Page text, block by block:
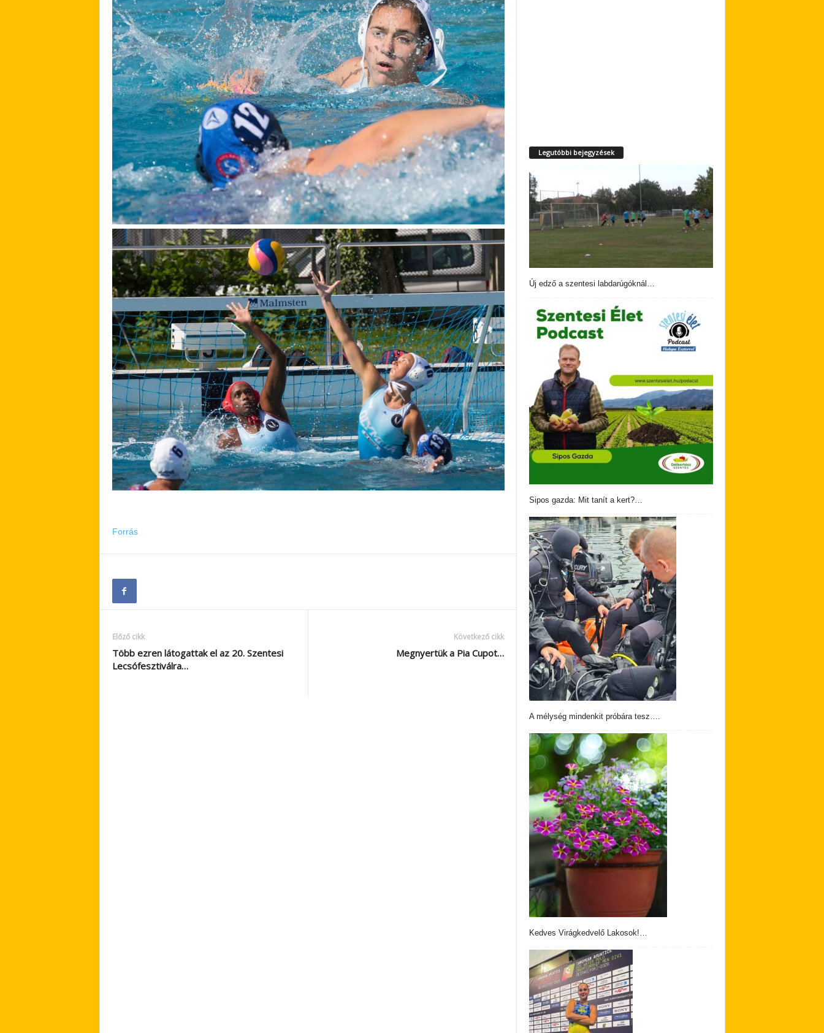
Forrás
Előző cikk
Több ezren látogattak el az 20. Szentesi
Lecsófesztiválra…
Következő cikk
Megnyertük a Pia Cupot…
Legutóbbi bejegyzések
Új edző a szentesi labdarúgóknál…
Sipos gazda: Mit tanít a kert?…
A mélység mindenkit próbára tesz….
Kedves Virágkedvelő Lakosok!…